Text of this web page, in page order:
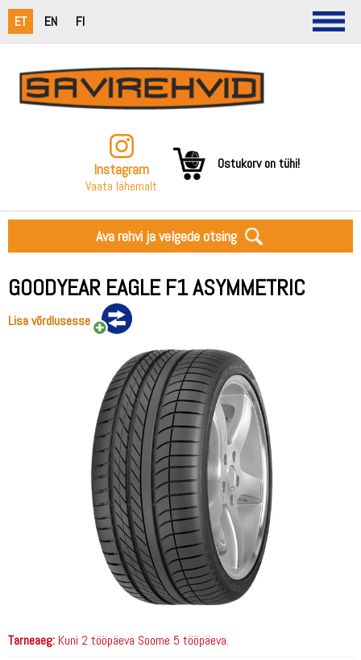
ET EN FI
Instagram
Vaata lähemalt
Ostukorv on tühi!
Ava rehvi ja velgede otsing
GOODYEAR EAGLE F1 ASYMMETRIC
Lisa võrdlusesse
Tarneaeg: Kuni 2 tööpäeva Soome 5 tööpäeva.